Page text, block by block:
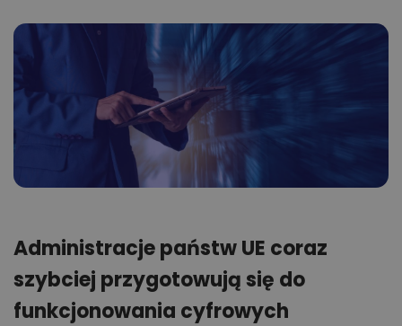
Administracje państw UE coraz
szybciej przygotowują się do
funkcjonowania cyfrowych